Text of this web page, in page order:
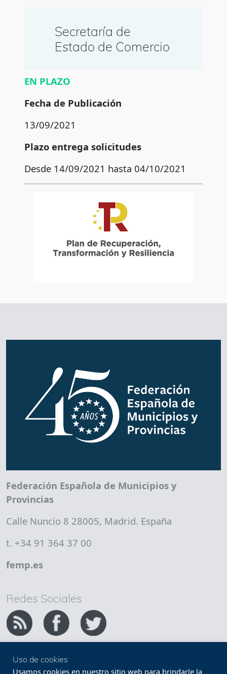
Secretaría de
Estado de Comercio
EN PLAZO
Fecha de Publicación
13/09/2021
Plazo entrega solicitudes
Desde 14/09/2021 hasta 04/10/2021
Federación Española de Municipios y
Provincias
Calle Nuncio 8 28005, Madrid. España
t. +34 91 364 37 00
femp.es
Redes Sociales
Uso de cookies
Usamos cookies en nuestro sitio web para brindarle la